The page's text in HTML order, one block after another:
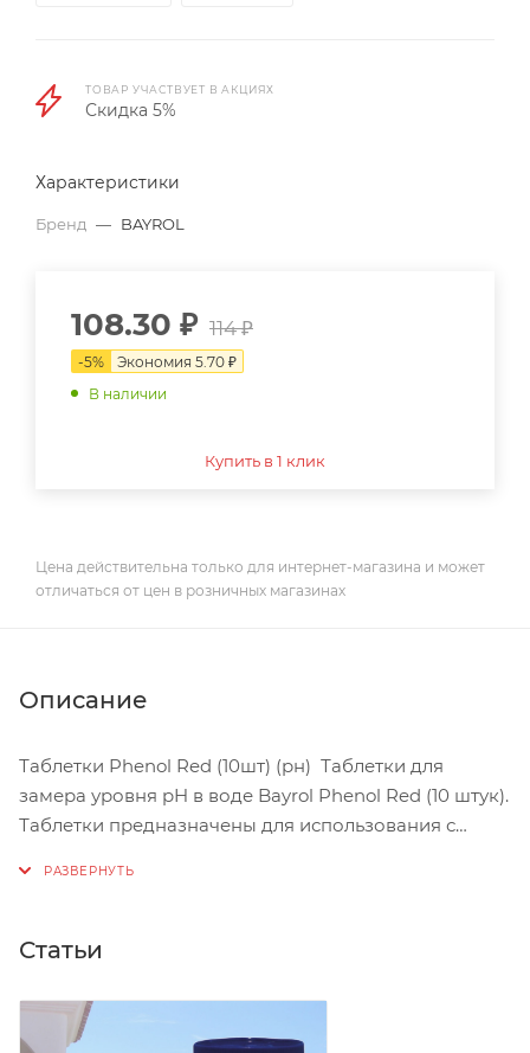
ТОВАР УЧАСТВУЕТ В АКЦИЯХ
Скидка 5%
Характеристики
Бренд — BAYROL
108.30 ₽ 114₽
-5% Экономия 5.70 ₽
В наличии
Купить в 1 клик
Цена действительна только для интернет-магазина и может
отличаться от цен в розничных магазинах
Описание
Таблетки Phenol Red (10шт) (рн) Таблетки для
замера уровня pH в воде Bayrol Phenol Red (10 штук).
Таблетки предназначены для использования с
1) Забор воды из бассейна производить от края
Статьи